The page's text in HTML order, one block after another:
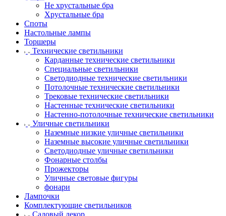
Не хрустальные бра
Хрустальные бра
Споты
Настольные лампы
Торшеры
Технические светильники
Карданные технические светильники
Специальные светильники
Светодиодные технические светильники
Потолочные технические светильники
Трековые технические светильники
Настенные технические светильники
Настенно-потолочные технические светильники
Уличные светильники
Наземные низкие уличные светильники
Наземные высокие уличные светильники
Светодиодные уличные светильники
Фонарные столбы
Прожекторы
Уличные световые фигуры
фонари
Лампочки
Комплектующие светильников
Садовый декор